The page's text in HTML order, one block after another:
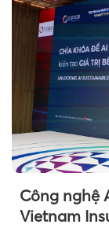
Công nghệ
Vietnam